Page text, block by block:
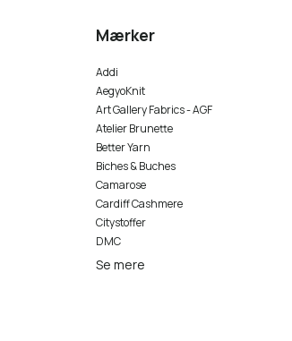
Mærker
Addi
AegyoKnit
Art Gallery Fabrics - AGF
Atelier Brunette
Better Yarn
Biches & Buches
Camarose
Cardiff Cashmere
Citystoffer
DMC
Se mere